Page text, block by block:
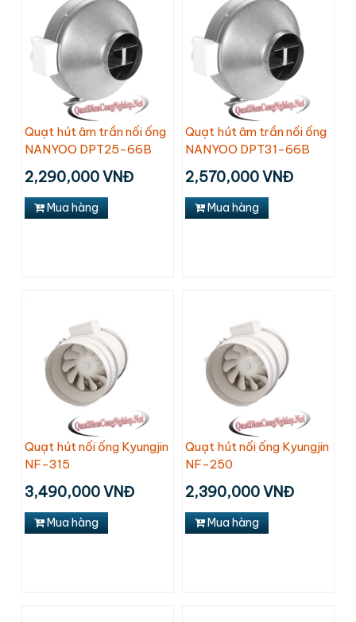
Quạt hút âm trần nối ống
NANYOO DPT25-66B
2,290,000 VNĐ
Mua hàng
Quạt hút âm trần nối ống
NANYOO DPT31-66B
2,570,000 VNĐ
Mua hàng
Quạt hút nối ống Kyungjin
NF-315
3,490,000 VNĐ
Mua hàng
Quạt hút nối ống Kyungjin
NF-250
2,390,000 VNĐ
Mua hàng